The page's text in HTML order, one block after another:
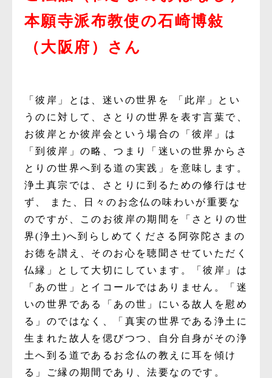
本願寺派布教使の石崎博敍
（大阪府）さん
「彼岸」とは、迷いの世界を 「此岸」とい
うのに対して、さとりの世界を表す言葉で、
お彼岸とか彼岸会という場合の「彼岸」は
「到彼岸」の略、つまり「迷いの世界からさ
とりの世界へ到る道の実践」を意味します。
浄土真宗では、さとりに到るための修行はせ
ず、 また、日々のお念仏の味わいが重要な
のですが、このお彼岸の期間を「さとりの世
界(浄土)へ到らしめてくださる阿弥陀さまの
お徳を讃え、そのお心を聴聞させていただく
仏縁」として大切にしています。「彼岸」は
「あの世」とイコールではありません。「迷
いの世界である「あの世」にいる故人を慰め
る」のではなく、「真実の世界である浄土に
生まれた故人を偲びつつ、自分自身がその浄
土へ到る道であるお念仏の教えに耳を傾け
る」ご縁の期間であり、法要なのです。